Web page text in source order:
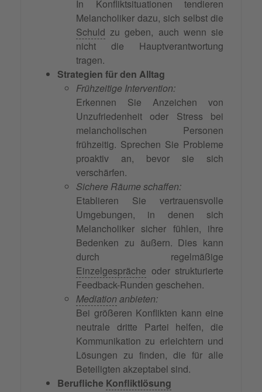
In Konfliktsituationen tendieren
Melancholiker dazu, sich selbst die
Schuld zu geben, auch wenn sie
nicht die Hauptverantwortung
tragen.
Strategien für den Alltag
Frühzeitige Intervention:
Erkennen Sie Anzeichen von
Unzufriedenheit oder Stress bei
melancholischen Personen
frühzeitig. Sprechen Sie Probleme
proaktiv an, bevor sie sich
verschärfen.
Sichere Räume schaffen:
Etablieren Sie vertrauensvolle
Umgebungen, in denen sich
Melancholiker sicher fühlen, ihre
Bedenken zu äußern. Dies kann
durch regelmäßige
Einzelgespräche oder strukturierte
Feedback-Runden geschehen.
Mediation anbieten:
Bei größeren Konflikten kann eine
neutrale dritte Partei helfen, die
Kommunikation zu erleichtern und
Lösungen zu finden, die für alle
Beteiligten akzeptabel sind.
Berufliche Konfliktlösung